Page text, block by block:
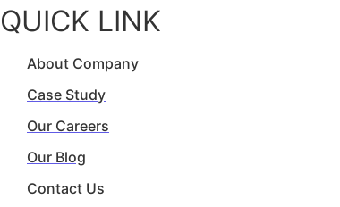
QUICK LINK
About Company
Case Study
Our Careers
Our Blog
Contact Us